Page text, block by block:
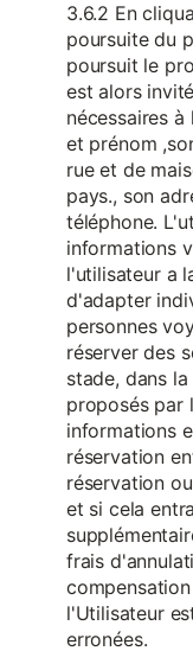
3.6.2 En
poursuite du
poursuit le
est alors
nécessaires
et prénom
rue et de
pays., son
téléphone.
informations
l'utilisateur a
d'adapter
personnes
réserver des
stade, dans
proposés par
informations
réservation
réservation
et si cela
frais
l'Utilisateur
erronées.